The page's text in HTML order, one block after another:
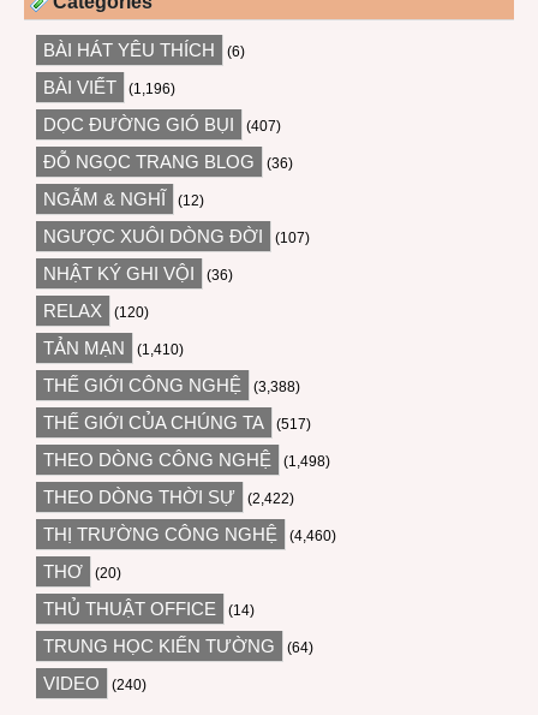
BÀI HÁT YÊU THÍCH (6)
BÀI VIẾT (1,196)
DỌC ĐƯỜNG GIÓ BỤI (407)
ĐỖ NGỌC TRANG BLOG (36)
NGẪM & NGHĨ (12)
NGƯỢC XUÔI DÒNG ĐỜI (107)
NHẬT KÝ GHI VỘI (36)
RELAX (120)
TẢN MẠN (1,410)
THẾ GIỚI CÔNG NGHỆ (3,388)
THẾ GIỚI CỦA CHÚNG TA (517)
THEO DÒNG CÔNG NGHỆ (1,498)
THEO DÒNG THỜI SỰ (2,422)
THỊ TRƯỜNG CÔNG NGHỆ (4,460)
THƠ (20)
THỦ THUẬT OFFICE (14)
TRUNG HỌC KIẾN TƯỜNG (64)
VIDEO (240)